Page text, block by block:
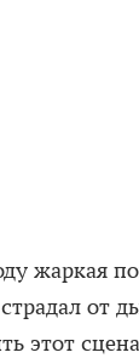
жаркая
от
этот